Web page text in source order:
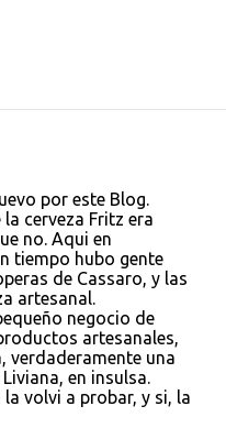
por este Blog.
cerveza Fritz era
no. Aqui en
tiempo hubo gente
de Cassaro, y las
artesanal.
negocio de
artesanales,
verdaderamente una
en insulsa.
volvi a probar, y si, la